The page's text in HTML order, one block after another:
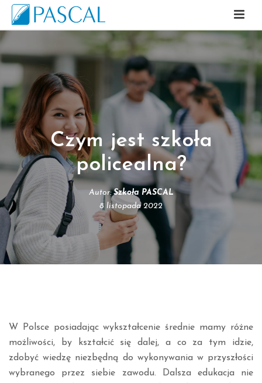
Czym jest szkoła
policealna?
Autor:Szkoła PASCAL
8 listopada 2022
W Polsce posiadając wykształcenie średnie mamy różne
możliwości, by kształcić się dalej, a co za tym idzie,
zdobyć wiedzę niezbędną do wykonywania w przyszłości
wybranego przez siebie zawodu. Dalsza edukacja nie